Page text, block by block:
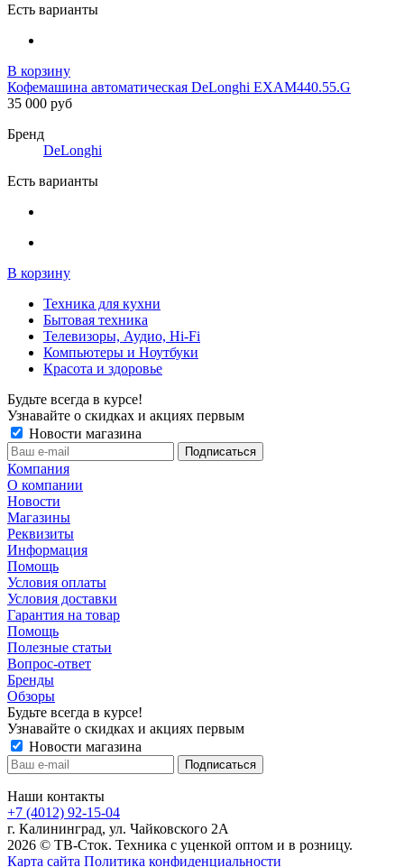
Есть варианты
В корзину
Кофемашина автоматическая DeLonghi EXAM440.55.G
35 000 руб
Бренд
DeLonghi
Есть варианты
В корзину
Техника для кухни
Бытовая техника
Телевизоры, Аудио, Hi-Fi
Компьютеры и Ноутбуки
Красота и здоровье
Будьте всегда в курсе!
Узнавайте о скидках и акциях первым
Новости магазина
Компания
О компании
Новости
Магазины
Реквизиты
Информация
Помощь
Условия оплаты
Условия доставки
Гарантия на товар
Помощь
Полезные статьи
Вопрос-ответ
Бренды
Обзоры
Будьте всегда в курсе!
Узнавайте о скидках и акциях первым
Новости магазина
Наши контакты
+7 (4012) 92-15-04
г. Калининград, ул. Чайковского 2А
2026 © ТВ-Сток. Техника с уценкой оптом и в розницу.
Карта сайта Политика конфиденциальности